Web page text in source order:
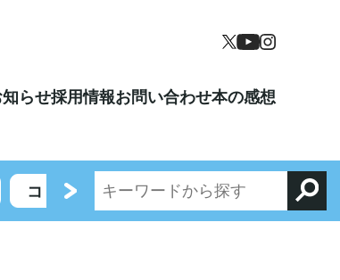
らせ採用情報お問い合わせ本の感想
コミックエッセイ／エンターテイメント